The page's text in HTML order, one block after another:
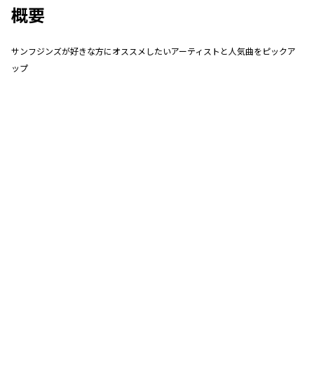
概要
サンフジンズが好きな方にオススメしたいアーティストと人気曲をピックア
ップ